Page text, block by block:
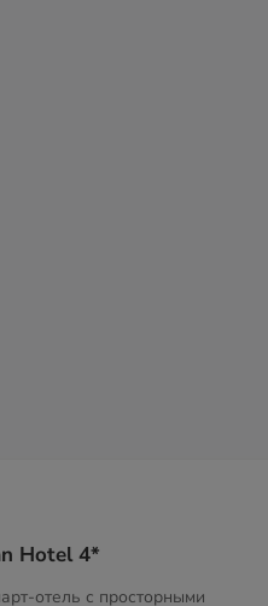
Hotel 4*
отель с просторными